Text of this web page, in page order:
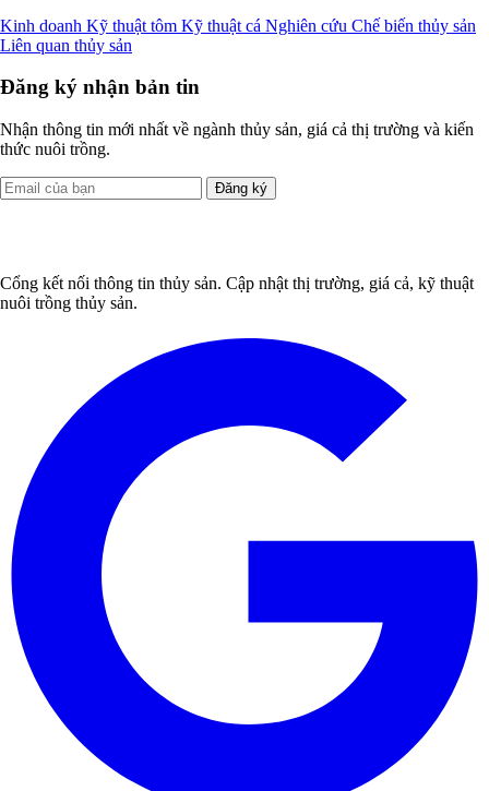
Kinh doanh Kỹ thuật tôm Kỹ thuật cá Nghiên cứu Chế biến thủy sản
Liên quan thủy sản
Đăng ký nhận bản tin
Nhận thông tin mới nhất về ngành thủy sản, giá cả thị trường và kiến
thức nuôi trồng.
Đăng ký
Cổng kết nối thông tin thủy sản. Cập nhật thị trường, giá cả, kỹ thuật
nuôi trồng thủy sản.